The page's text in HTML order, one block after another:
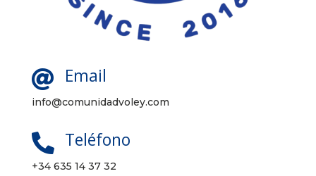
 Email
info@comunidadvoley.com
 Teléfono
+34 635 14 37 32